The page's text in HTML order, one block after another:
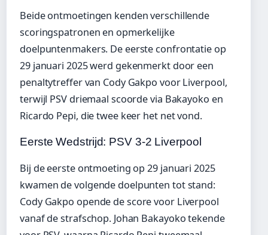
Beide ontmoetingen kenden verschillende
scoringspatronen en opmerkelijke
doelpuntenmakers. De eerste confrontatie op
29 januari 2025 werd gekenmerkt door een
penaltytreffer van Cody Gakpo voor Liverpool,
terwijl PSV driemaal scoorde via Bakayoko en
Ricardo Pepi, die twee keer het net vond.
Eerste Wedstrijd: PSV 3-2 Liverpool
Bij de eerste ontmoeting op 29 januari 2025
kwamen de volgende doelpunten tot stand:
Cody Gakpo opende de score voor Liverpool
vanaf de strafschop. Johan Bakayoko tekende